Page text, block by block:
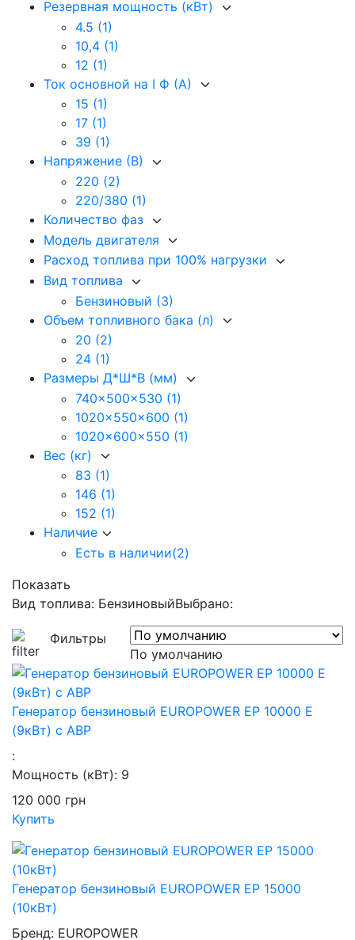
Резервная мощность (кВт)
4.5 (1)
10,4 (1)
12 (1)
Ток основной на I Ф (А)
15 (1)
17 (1)
39 (1)
Напряжение (В)
220 (2)
220/380 (1)
Количество фаз
Модель двигателя
Расход топлива при 100% нагрузки
Вид топлива
Бензиновый (3)
Объем топливного бака (л)
20 (2)
24 (1)
Размеры Д*Ш*В (мм)
740x500x530 (1)
1020x550x600 (1)
1020x600x550 (1)
Вес (кг)
83 (1)
146 (1)
152 (1)
Наличие
Есть в наличии(2)
Показать
Вид топлива: БензиновыйВыбрано:
Фильтры
По умолчанию
Генератор бензиновый EUROPOWER EP 10000 Е
(9кВт) с АВР
:
Мощность (кВт): 9
120 000 грн
Купить
Генератор бензиновый EUROPOWER EP 15000
(10кВт)
Бренд: EUROPOWER